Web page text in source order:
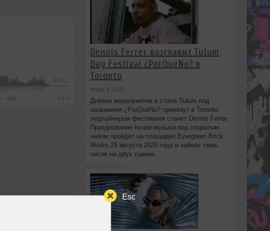
Esc
-49:12
</>
Dennis Ferrer возглавит Tulum
Day Festival ¿PorQuéNo? в
Toronto
вчера в 18:24
Днёвое мероприятие в стиле Tulum под
названием ¿PorQuéNo? привезут в Toronto:
хедлайнером фестиваля станет Dennis Ferrer.
Празднование house-музыки под открытым
небом пройдёт на площадке Evergreen Brick
Works 29 августа 2026 года и займёт семь
часов на двух сценах.